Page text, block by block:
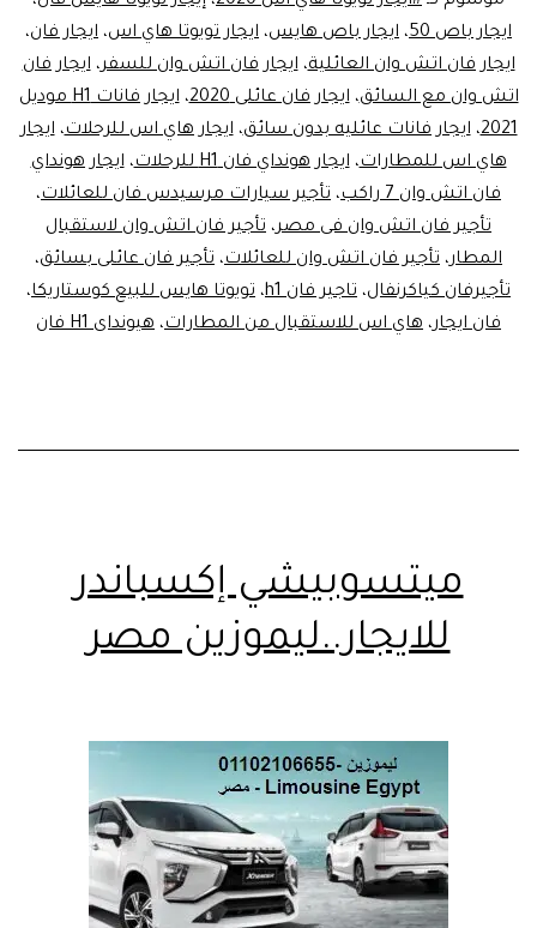
ايجار باص 50
، ايجار باص هايس، ايجار تويوتا هاي اس، ايجار فان،
ايجار فان اتش وان العائلية،ايجار فان اتش وان للسفر،ايجار فان
اتش وان مع السائق،ايجار فان عائلى 2020 ،
ايجار فانات H1 موديل
2021،ايجار فانات عائليه بدون سائق،ايجار هاي اس للرحلات،ايجار
هاي اس للمطارات،ايجار هونداي فان H1 للرحلات ،ايجار هونداي
فان اتش وان 7 راكب
، تأجير سيارات مرسيدس فان للعائلات،
تأجير فان اتش وان فى مصر، تأجير فان اتش وان لاستقبال
المطار، تأجير فان اتش وان للعائلات، تأجير فان عائلى بسائق،
تأجيرفان كياكرنفال، تاجير فان h1 ، تويوتا هايس للبيع كوستاريكا،
فان ايجار، هاي اس للاستقبال من المطارات، هيونداى H1 فان
ميتسوبيشي إكسباندر
للايجار..ليموزين مصر